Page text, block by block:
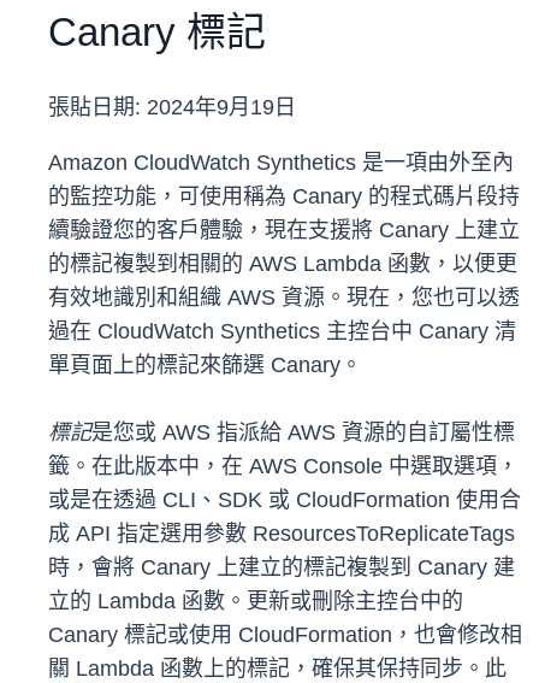
Canary 標記
張貼日期: 2024年9月19日
Amazon CloudWatch Synthetics 是一項由外至內
的監控功能，可使用稱為 Canary 的程式碼片段持
續驗證您的客戶體驗，現在支援將 Canary 上建立
的標記複製到相關的 AWS Lambda 函數，以便更
有效地識別和組織 AWS 資源。現在，您也可以透
過在 CloudWatch Synthetics 主控台中 Canary 清
單頁面上的標記來篩選 Canary。
標記是您或 AWS 指派給 AWS 資源的自訂屬性標
籤。在此版本中，在 AWS Console 中選取選項，
或是在透過 CLI、SDK 或 CloudFormation 使用合
成 API 指定選用參數 ResourcesToReplicateTags
時，會將 Canary 上建立的標記複製到 Canary 建
立的 Lambda 函數。更新或刪除主控台中的
Canary 標記或使用 CloudFormation，也會修改相
關 Lambda 函數上的標記，確保其保持同步。此